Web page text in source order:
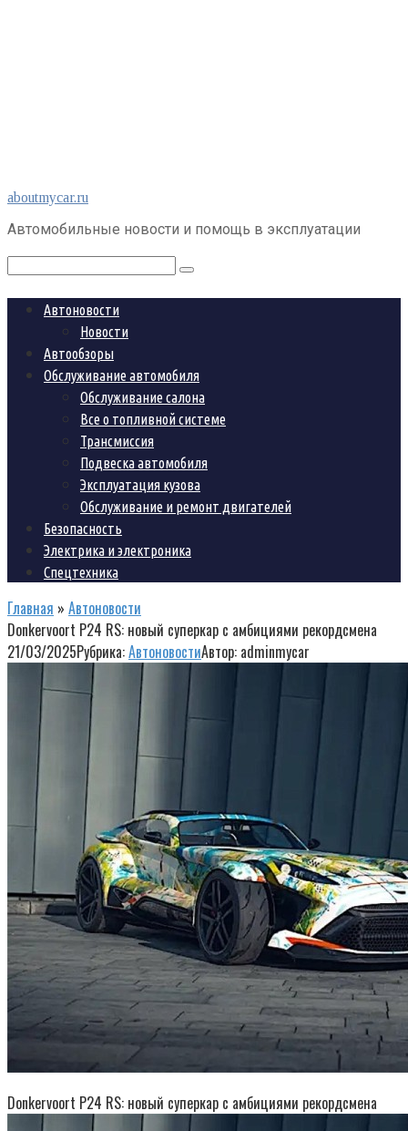
Перейти
к
aboutmycar.ru
Автомобильные новости и помощь в эксплуатации
Поиск:
Автоновости
Новости
Автообзоры
Обслуживание автомобиля
Обслуживание салона
Все о топливной системе
Трансмиссия
Подвеска автомобиля
Эксплуатация кузова
Обслуживание и ремонт двигателей
Безопасность
Электрика и электроника
Спецтехника
Главная » Автоновости
Donkervoort P24 RS: новый суперкар с амбициями рекордсмена
21/03/2025Рубрика:АвтоновостиАвтор: adminmycar
Donkervoort P24 RS: новый суперкар с амбициями рекордсмена